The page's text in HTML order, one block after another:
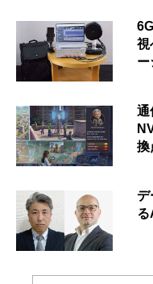
視
ー
通
換
デ
る